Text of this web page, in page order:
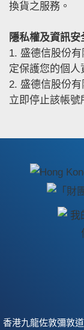
換貨之服務。
隱私權及資訊
1. 盛德信股份
定保護您的個人
2. 盛德信股份有
立即停止該帳號
香港九龍佐敦彌敦